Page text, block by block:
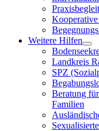
Weitere Hilfen
Landkreis
SPZ
Beratung
Familien